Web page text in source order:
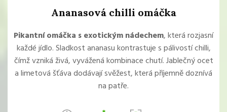
Ananasová chilli omáčka
Pikantní omáčka s exotickým nádechem, která rozjasní
každé jídlo. Sladkost ananasu kontrastuje s pálivostí chilli,
čímž vzniká živá, vyvážená kombinace chutí. Jablečný ocet
a limetová šťáva dodávají svěžest, která příjemně doznívá
na patře.